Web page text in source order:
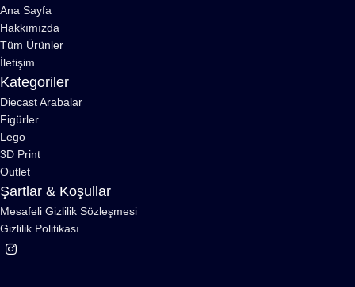
Ana Sayfa
Hakkımızda
Tüm Ürünler
İletişim
Kategoriler
Diecast Arabalar
Figürler
Lego
3D Print
Outlet
Şartlar & Koşullar
Mesafeli Gizlilik Sözleşmesi
Gizlilik Politikası